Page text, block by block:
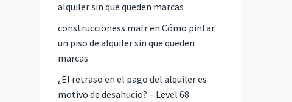
alquiler sin que queden marcas
construccioness mafren Cómo pintar
un piso de alquiler sin que queden
marcas
¿El retraso en el pago del alquiler es
motivo de desahucio? – Level 68